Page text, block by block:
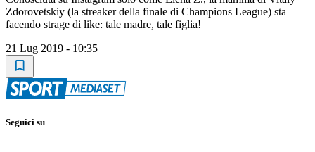
Zdorovetskiy (la streaker della finale di Champions League) sta
facendo strage di like: tale madre, tale figlia!
21 Lug 2019 - 10:35
Seguici su